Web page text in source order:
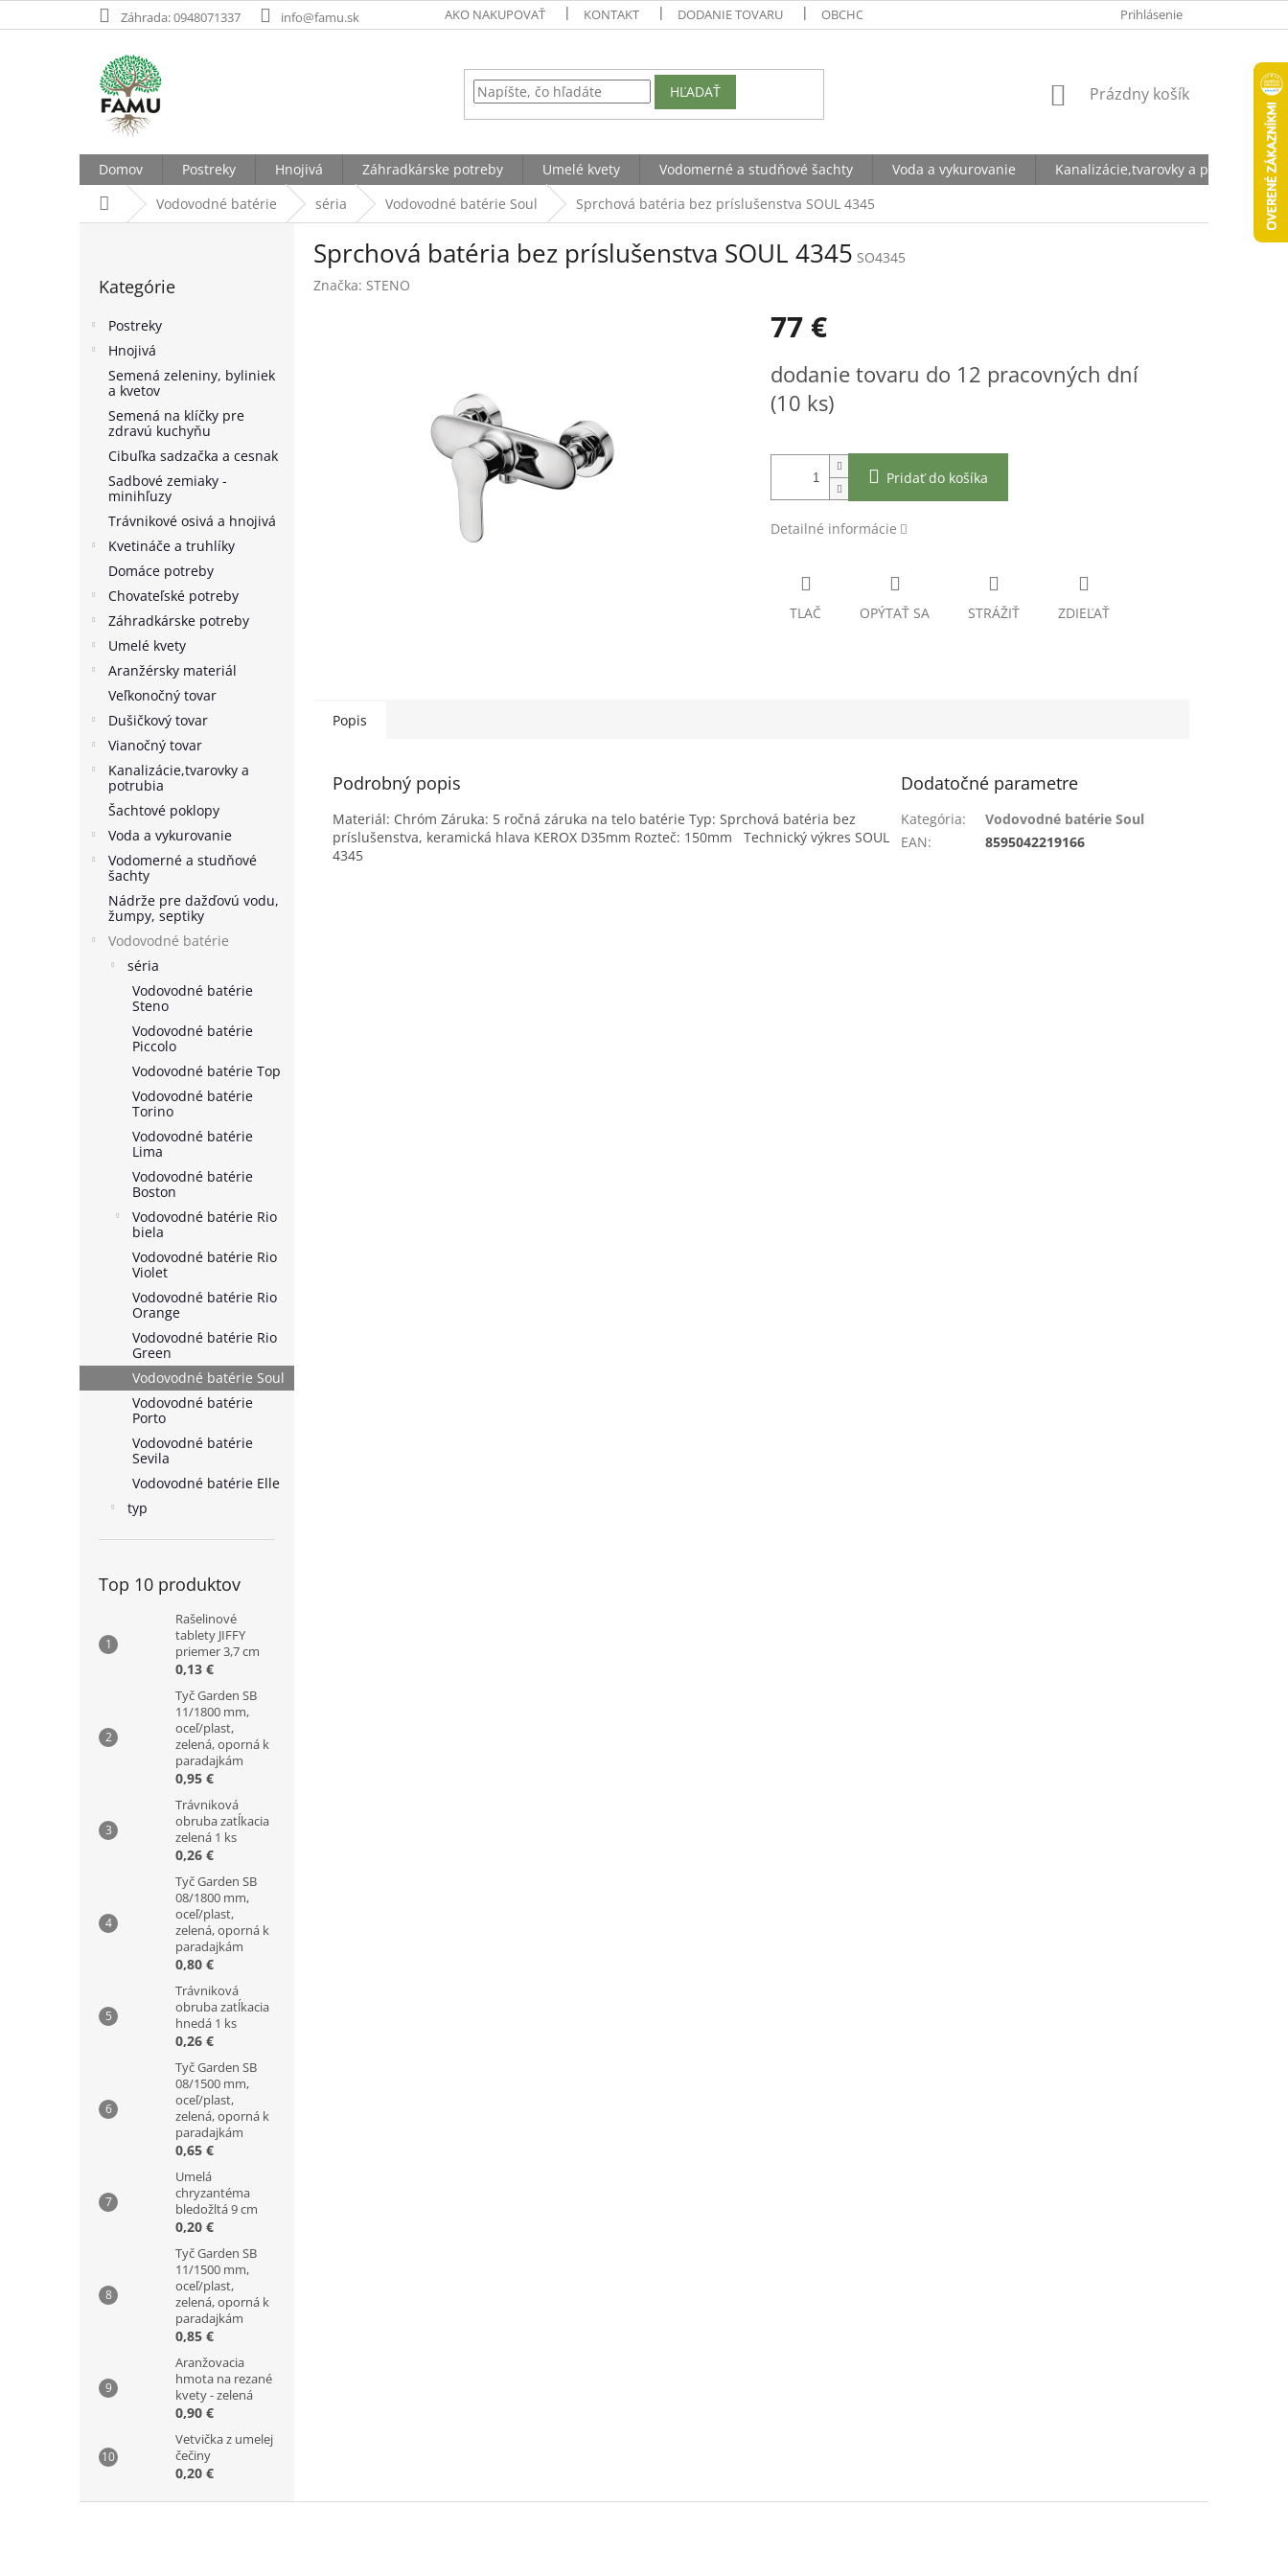
na
Záhrada: 0948071337 info@famu.sk AKO NAKUPOVAŤ KONTAKT DODANIE TOVARU OBCHODNÉ PODMIENKY OCHRANA OSOBNÝCH ÚDAJOV
Prihlásenie
HĽADAŤ
NÁKUPNÝ
Prázdny košík
Domov Postreky Hnojivá Záhradkárske potreby Umelé kvety Vodomerné a studňové šachty Voda a vykurovanie
Kanalizácie,tvarovky a potrubia
DomovVodovodné batérie séria Vodovodné batérie Soul Sprchová batéria bez príslušenstva SOUL 4345
kategórie
Kategórie
Postreky
Hnojivá
Semená zeleniny, byliniek
a kvetov
Semená na klíčky pre
zdravú kuchyňu
Cibuľka sadzačka a cesnak
Sadbové zemiaky -
minihľuzy
Trávnikové osivá a hnojivá
Kvetináče a truhlíky
Domáce potreby
Chovateľské potreby
Záhradkárske potreby
Umelé kvety
Aranžérsky materiál
Veľkonočný tovar
Dušičkový tovar
Vianočný tovar
Kanalizácie,tvarovky a
potrubia
Šachtové poklopy
Voda a vykurovanie
Vodomerné a studňové
šachty
Nádrže pre dažďovú vodu,
žumpy, septiky
Vodovodné batérie
séria
Vodovodné batérie
Steno
Vodovodné batérie
Piccolo
Vodovodné batérie Top
Vodovodné batérie
Torino
Vodovodné batérie
Lima
Vodovodné batérie
Boston
Vodovodné batérie Rio
biela
Vodovodné batérie Rio
Violet
Vodovodné batérie Rio
Orange
Vodovodné batérie Rio
Green
Vodovodné batérie Soul
Vodovodné batérie
Porto
Vodovodné batérie
Sevila
Vodovodné batérie Elle
typ
Top 10 produktov
Rašelinové
tablety JIFFY
priemer 3,7 cm
0,13 €
Tyč Garden SB
11/1800 mm,
oceľ/plast,
zelená, oporná k
paradajkám
0,95 €
Trávniková
obruba zatĺkacia
zelená 1 ks
0,26 €
Tyč Garden SB
08/1800 mm,
oceľ/plast,
zelená, oporná k
paradajkám
0,80 €
Trávniková
obruba zatĺkacia
hnedá 1 ks
0,26 €
Tyč Garden SB
08/1500 mm,
oceľ/plast,
zelená, oporná k
paradajkám
0,65 €
Umelá
chryzantéma
bledožltá 9 cm
0,20 €
Tyč Garden SB
11/1500 mm,
oceľ/plast,
zelená, oporná k
paradajkám
0,85 €
Aranžovacia
hmota na rezané
kvety - zelená
0,90 €
Vetvička z umelej
čečiny
0,20 €
Sprchová batéria bez príslušenstva SOUL 4345 SO4345
Značka: STENO
77 €
cena:
dodanie tovaru do 12 pracovných dní
(10 ks)
Pridať do košíka
Detailné informácie
TLAČ OPÝTAŤ SA STRÁŽIŤ ZDIEĽAŤ
Popis
Podrobný popis
Materiál: Chróm Záruka: 5 ročná záruka na telo batérie Typ: Sprchová batéria bez
príslušenstva, keramická hlava KEROX D35mm Rozteč: 150mm Technický výkres SOUL
4345
Dodatočné parametre
Kategória:
Vodovodné batérie Soul
EAN: 8595042219166